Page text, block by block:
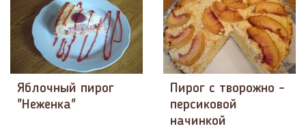
Яблочный пирог
"Неженка"
Пирог с творожно -
персиковой
начинкой